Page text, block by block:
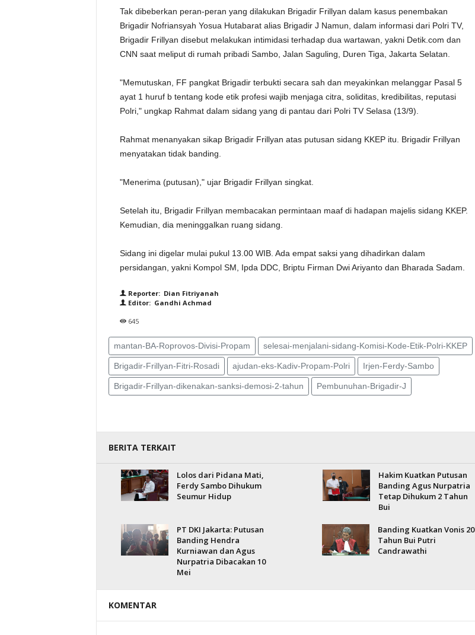
Tak dibeberkan peran-peran yang dilakukan Brigadir Frillyan dalam kasus penembakan
Brigadir Nofriansyah Yosua Hutabarat alias Brigadir J Namun, dalam informasi dari Polri TV,
Brigadir Frillyan disebut melakukan intimidasi terhadap dua wartawan, yakni Detik.com dan
CNN saat meliput di rumah pribadi Sambo, Jalan Saguling, Duren Tiga, Jakarta Selatan.
"Memutuskan, FF pangkat Brigadir terbukti secara sah dan meyakinkan melanggar Pasal 5
ayat 1 huruf b tentang kode etik profesi wajib menjaga citra, soliditas, kredibilitas, reputasi
Polri," ungkap Rahmat dalam sidang yang di pantau dari Polri TV Selasa (13/9).
Rahmat menanyakan sikap Brigadir Frillyan atas putusan sidang KKEP itu. Brigadir Frillyan
menyatakan tidak banding.
"Menerima (putusan)," ujar Brigadir Frillyan singkat.
Setelah itu, Brigadir Frillyan membacakan permintaan maaf di hadapan majelis sidang KKEP.
Kemudian, dia meninggalkan ruang sidang.
Sidang ini digelar mulai pukul 13.00 WIB. Ada empat saksi yang dihadirkan dalam
persidangan, yakni Kompol SM, Ipda DDC, Briptu Firman Dwi Ariyanto dan Bharada Sadam.
Reporter: Dian Fitriyanah
Editor: Gandhi Achmad
645
mantan-BA-Roprovos-Divisi-Propam selesai-menjalani-sidang-Komisi-Kode-Etik-Polri-KKEP
Brigadir-Frillyan-Fitri-Rosadi ajudan-eks-Kadiv-Propam-Polri Irjen-Ferdy-Sambo
Brigadir-Frillyan-dikenakan-sanksi-demosi-2-tahun Pembunuhan-Brigadir-J
BERITA TERKAIT
Lolos dari Pidana Mati,
Ferdy Sambo Dihukum
Seumur Hidup
Hakim Kuatkan Putusan
Banding Agus Nurpatria
Tetap Dihukum 2 Tahun
Bui
PT DKI Jakarta: Putusan
Banding Hendra
Kurniawan dan Agus
Nurpatria Dibacakan 10
Mei
Banding Kuatkan Vonis 20
Tahun Bui Putri
Candrawathi
KOMENTAR